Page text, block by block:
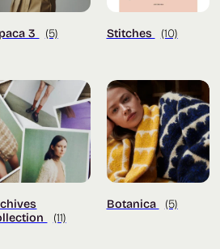
3 (5) Stitches (10)
(11)
Botanica (5)